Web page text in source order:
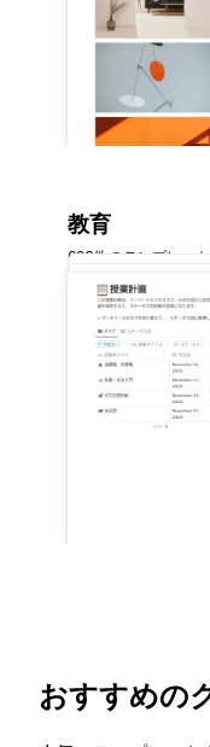
教育
626件のテンプレート
おすすめの